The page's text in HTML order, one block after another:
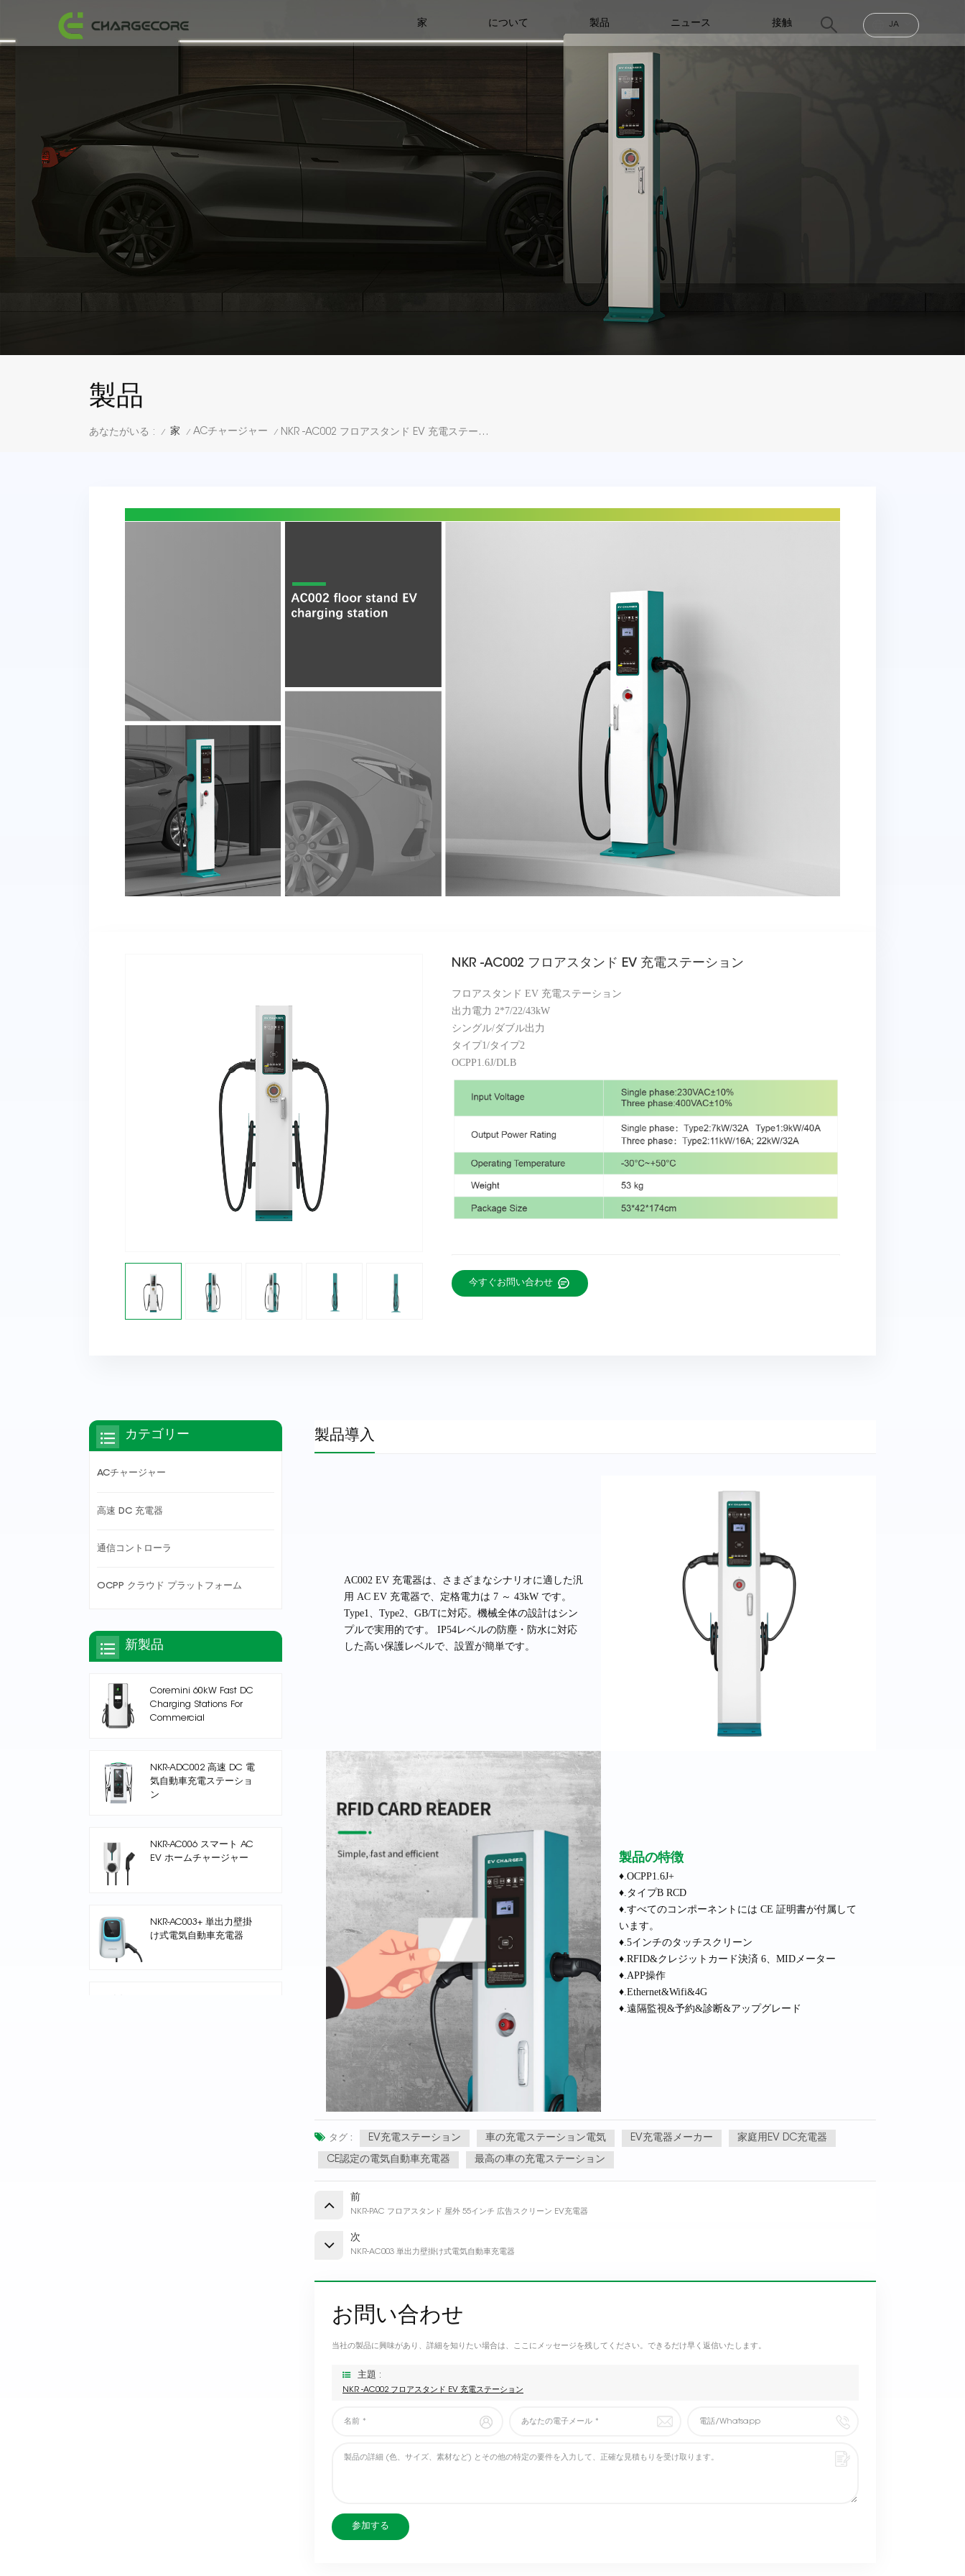
JA
家 について 製品 ニュース 接触
製品
あなたがいる : / 家 / ACチャージャー / NKR -AC002 フロアスタンド EV 充電ステーション
NKR -AC002 フロアスタンド EV 充電ステーション
フロアスタンド EV 充電ステーション
出力電力 2*7/22/43kW
シングル/ダブル出力
タイプ1/タイプ2
OCPP1.6J/DLB
今すぐお問い合わせ
製品導入
AC002 EV 充電器は、さまざまなシナリオに適した汎
用 AC EV 充電器で、定格電力は 7 ～ 43kW です。
Type1、Type2、GB/Tに対応。機械全体の設計はシン
プルで実用的です。 IP54レベルの防塵・防水に対応
した高い保護レベルで、設置が簡単です。
製品の特徴
♦.OCPP1.6J+
♦.タイプB RCD
♦.すべてのコンポーネントには CE 証明書が付属して
います。
♦.5インチのタッチスクリーン
♦.RFID&クレジットカード決済 6、MIDメーター
♦.APP操作
♦.Ethernet&Wifi&4G
♦.遠隔監視&予約&診断&アップグレード
タグ : EV充電ステーション 車の充電ステーション電気 EV充電器メーカー 家庭用EV DC充電器
CE認定の電気自動車充電器 最高の車の充電ステーション
前
NKR-PAC フロアスタンド 屋外 55インチ 広告スクリーン EV充電器
次
NKR-AC003 単出力壁掛け式電気自動車充電器
お問い合わせ
当社の製品に興味があり、詳細を知りたい場合は、ここにメッセージを残してください。できるだけ早く返信いたします。
主題 :
NKR -AC002 フロアスタンド EV 充電ステーション
参加する
カテゴリー
ACチャージャー
高速 DC 充電器
通信コントローラ
OCPP クラウド プラットフォーム
新製品
Coremini 60kW Fast DC
Charging Stations For
Commercial
NKR-ADC002 高速 DC 電
気自動車充電ステーショ
ン
NKR-AC006 スマート AC
EV ホームチャージャー
NKR-AC003+ 単出力壁掛
け式電気自動車充電器